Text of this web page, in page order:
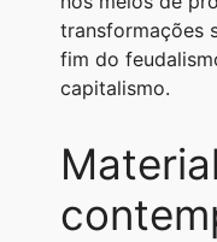
transformações
fim do
capitalismo.